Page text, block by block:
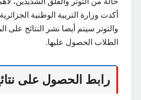
أكدت وزارة التربية الوطنية
والتوتر سيتم أيضا نشر النتائج
الطلاب الحصول عليها.
رابط الحصول على نتائج